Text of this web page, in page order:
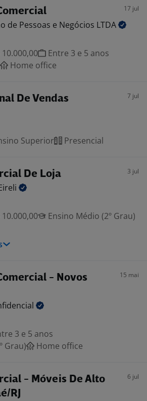
17 jul
de Pessoas e Negócios LTDA
10.000,00
Entre 3 e 5 anos
Home office
De Vendas 7 jul
Superior Presencial
De Loja 3 jul
10.000,00
Ensino Médio (2º Grau)
- Novos
15 mai
3 e 5 anos
Grau)
Home office
- Móveis De Alto
RJ
6 jul